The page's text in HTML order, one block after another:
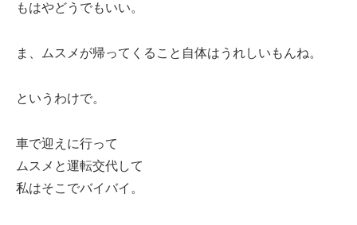
もはやどうでもいい。
ま、ムスメが帰ってくること自体はうれしいもんね。
というわけで。
車で迎えに行って
ムスメと運転交代して
私はそこでバイバイ。